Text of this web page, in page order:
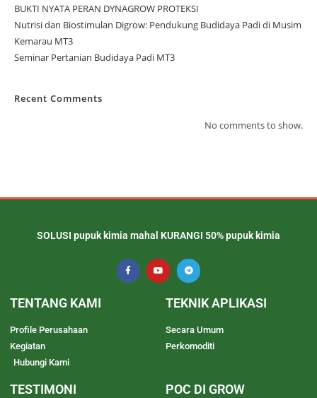
BUKTI NYATA PERAN DYNAGROW PROTEKSI
Nutrisi dan Biostimulan Digrow: Pendukung Budidaya Padi di Musim
Kemarau MT3
Seminar Pertanian Budidaya Padi MT3
Recent Comments
No comments to show.
SOLUSI pupuk kimia mahal KURANGI 50% pupuk kimia
TENTANG KAMI
Profile Perusahaan
Kegiatan
Hubungi Kami
TEKNIK APLIKASI
Secara Umum
Perkomoditi
TESTIMONI POC DI GROW